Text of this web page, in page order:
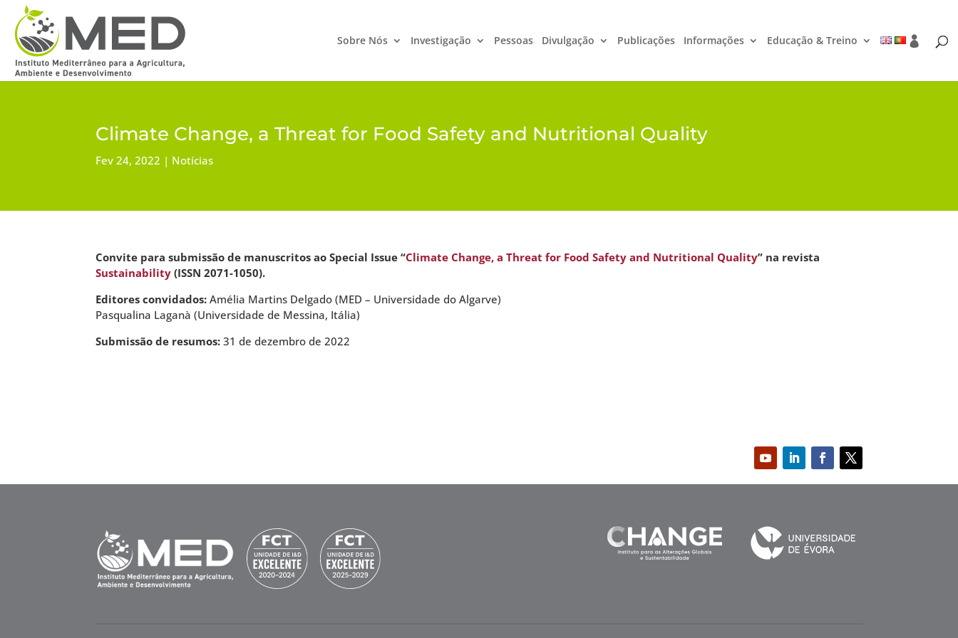
Sobre Nós Investigação Pessoas Divulgação Publicações Informações Educação & Treino
Climate Change, a Threat for Food Safety and Nutritional Quality
Fev 24, 2022 Notícias
Convite para submissão de manuscritos ao Special Issue “Climate Change, a Threat for Food Safety and Nutritional Quality” na revista
Sustainability (ISSN 2071-1050).
Editores convidados:Amélia Martins Delgado (MED – Universidade do Algarve)
Pasqualina Laganà (Universidade de Messina, Itália)
Submissão de resumos:31 de dezembro de 2022